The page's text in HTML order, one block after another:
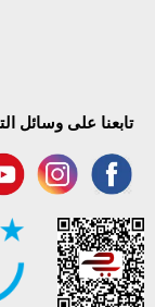
تابعنا على وسائل